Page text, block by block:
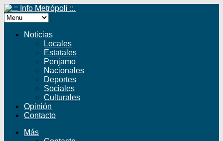
Noticias
Locales
Estatales
Penjamo
Nacionales
Deportes
Sociales
Culturales
Opinión
Contacto
Más